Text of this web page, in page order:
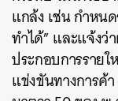
แกล้ง เช่น กำหน
ทำได้” และแจ้งว่
ประกอบการราย
แข่งขันทางการค้